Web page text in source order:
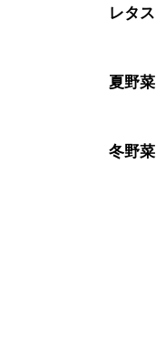
レタス
夏野菜
冬野菜